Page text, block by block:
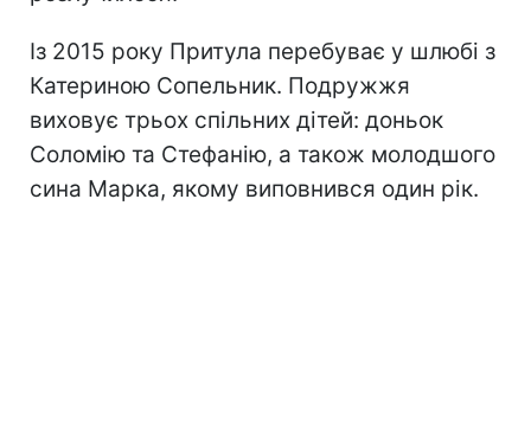
Із 2015 року Притула перебуває у шлюбі з
Катериною Сопельник. Подружжя
виховує трьох спільних дітей: доньок
Соломію та Стефанію, а також молодшого
сина Марка, якому виповнився один рік.